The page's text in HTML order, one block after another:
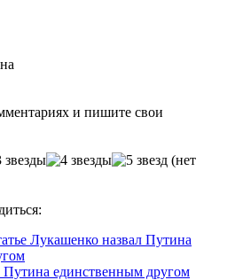
и пишите свои
(нет
Путина единственным другом